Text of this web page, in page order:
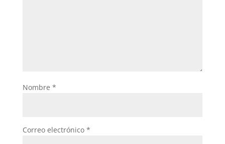
Nombre *
Correo electrónico *